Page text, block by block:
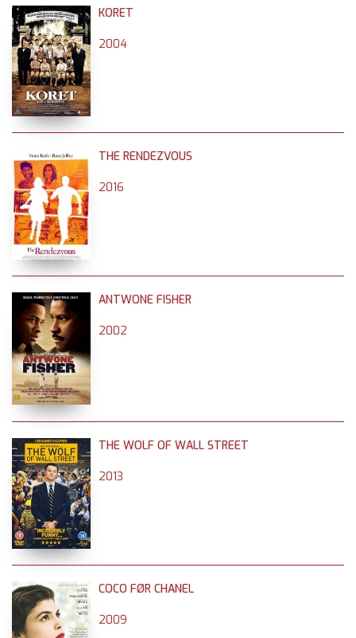
KORET
2004
THE RENDEZVOUS
2016
ANTWONE FISHER
2002
THE WOLF OF WALL STREET
2013
COCO FØR CHANEL
2009